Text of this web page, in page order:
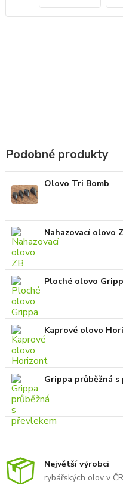
Podobné produkty
Olovo Tri Bomb
Nahazovací olovo
Ploché olovo
Kaprové olovo
Grippa průběžná s
Největší výrobci
rybářských olov v ČR